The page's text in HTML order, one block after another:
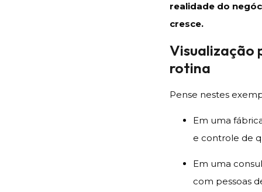
realidade do
cresce.
Visualização
rotina
Pense nestes
Em uma
e controle de
Em uma
com pessoas